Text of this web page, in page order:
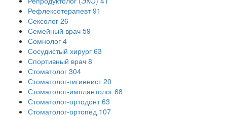
Рефлексотерапевт 91
Сексолог 26
Семейный врач 59
Сомнолог 4
Сосудистый хирург 63
Спортивный врач 8
Стоматолог 304
Стоматолог-гигиенист 20
Стоматолог-имплантолог 68
Стоматолог-ортодонт 63
Стоматолог-ортопед 107